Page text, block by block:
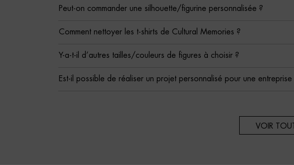
Peut-on commander une silhouette/figurine personnalisée ?
Comment nettoyer les t-shirts de Cultural Memories ?
Y-a-t-il d’autres tailles/couleurs de figures à choisir ?
Est-il possible de réaliser un projet personnalisé pour une entreprise
VOIR